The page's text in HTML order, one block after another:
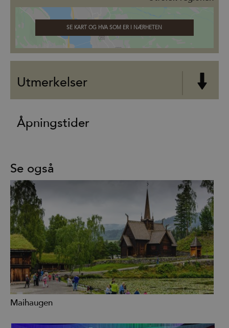
SE KART OG HVA SOM ER I NÆRHETEN
Utmerkelser
Åpningstider
Se også
Maihaugen